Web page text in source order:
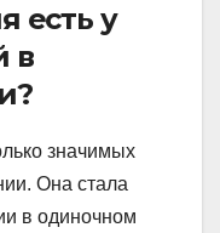
есть у
в
значимых
Она стала
в одиночном